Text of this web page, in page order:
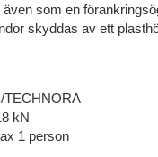
även som en
skyddas av ett
TECHNORA
kN
1 person